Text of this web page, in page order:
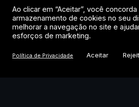
depositar valores numa
e tentar enviá-los para fora
uma carteira própria, a
retida para análise de risco.
Ao clicar em “Aceitar”, você
armazenamento de cookies no seu
melhorar a navegação no site e
esforços de marketing.
Política de Privacidade Aceitar